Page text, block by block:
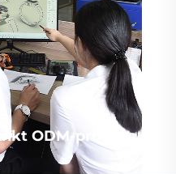
ODM-process